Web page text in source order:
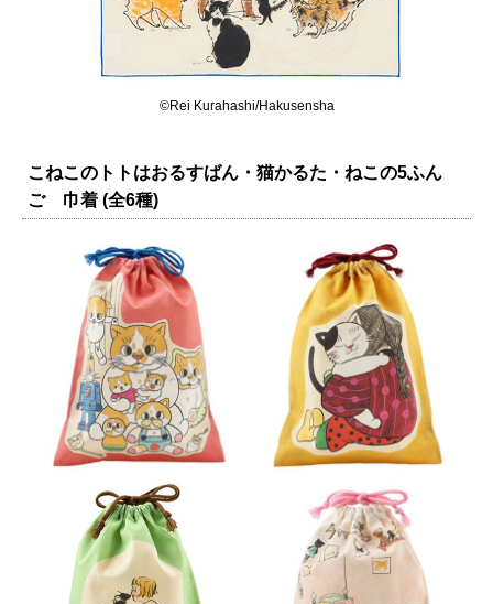
©Rei Kurahashi/Hakusensha
こねこのトトはおるすばん・猫かるた・ねこの5ふん
ご 巾着 (全6種)